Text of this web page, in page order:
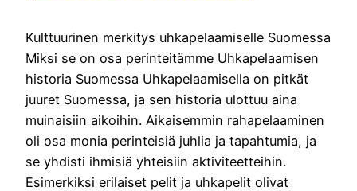
Kulttuurinen merkitys uhkapelaamiselle Suomessa
Miksi se on osa perinteitämme Uhkapelaamisen
historia Suomessa Uhkapelaamisella on pitkät
juuret Suomessa, ja sen historia ulottuu aina
muinaisiin aikoihin. Aikaisemmin rahapelaaminen
oli osa monia perinteisiä juhlia ja tapahtumia, ja
se yhdisti ihmisiä yhteisiin aktiviteetteihin.
Esimerkiksi erilaiset pelit ja uhkapelit olivat